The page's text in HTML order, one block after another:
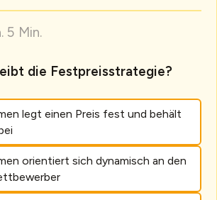
5 Min.
die Festpreisstrategie?
legt einen Preis fest und behält
orientiert sich dynamisch an den